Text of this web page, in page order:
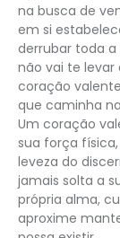
na busca de
em si
derrubar toda
não vai te
coração
que caminha
Um coração
sua força
leveza do
jamais solta a
própria alma,
aproxime